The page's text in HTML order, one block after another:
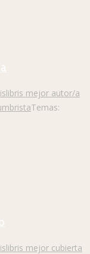
mejor autor/a
Temas:
mejor cubierta